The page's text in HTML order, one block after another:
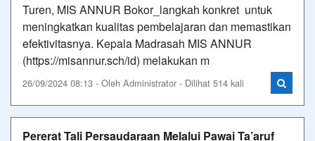
Turen, MIS ANNUR Bokor_langkah konkret untuk
meningkatkan kualitas pembelajaran dan memastikan
efektivitasnya. Kepala Madrasah MIS ANNUR
(https://misannur.sch/id) melakukan m
26/09/2024 08:13 - Oleh Administrator - Dilihat 514 kali
Pererat Tali Persaudaraan Melalui Pawai Ta’aruf